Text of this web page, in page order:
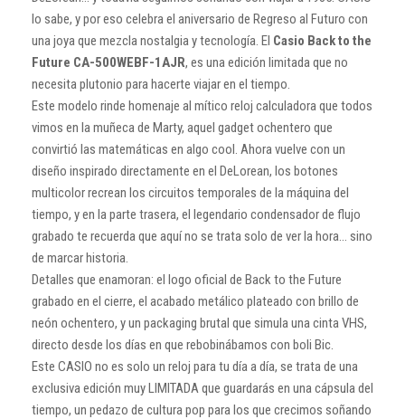
lo sabe, y por eso celebra el aniversario de Regreso al Futuro con
una joya que mezcla nostalgia y tecnología. El Casio Back to the
Future CA-500WEBF-1AJR, es una edición limitada que no
necesita plutonio para hacerte viajar en el tiempo.
Este modelo rinde homenaje al mítico reloj calculadora que todos
vimos en la muñeca de Marty, aquel gadget ochentero que
convirtió las matemáticas en algo cool. Ahora vuelve con un
diseño inspirado directamente en el DeLorean, los botones
multicolor recrean los circuitos temporales de la máquina del
tiempo, y en la parte trasera, el legendario condensador de flujo
grabado te recuerda que aquí no se trata solo de ver la hora… sino
de marcar historia.
Detalles que enamoran: el logo oficial de Back to the Future
grabado en el cierre, el acabado metálico plateado con brillo de
neón ochentero, y un packaging brutal que simula una cinta VHS,
directo desde los días en que rebobinábamos con boli Bic.
Este CASIO no es solo un reloj para tu día a día, se trata de una
exclusiva edición muy LIMITADA que guardarás en una cápsula del
tiempo, un pedazo de cultura pop para los que crecimos soñando